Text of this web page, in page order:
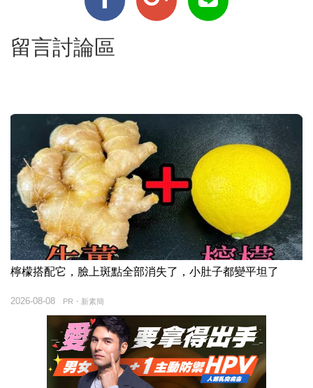
留言討論區
檸檬搭配它，臉上斑點全部消失了，小肚子都變平坦了
PR・新素簡
2026-08-08